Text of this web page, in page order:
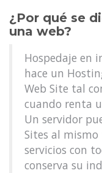
¿Por qué se
una web?
Hospedaje en
hace un
Web Site tal
cuando renta
Un servidor
Sites al
servicios con
conserva su